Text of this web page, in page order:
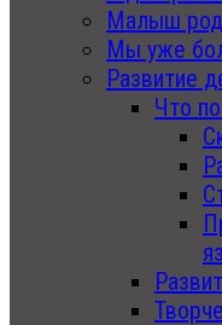
Малыш
Мы уже
Развитие
Что